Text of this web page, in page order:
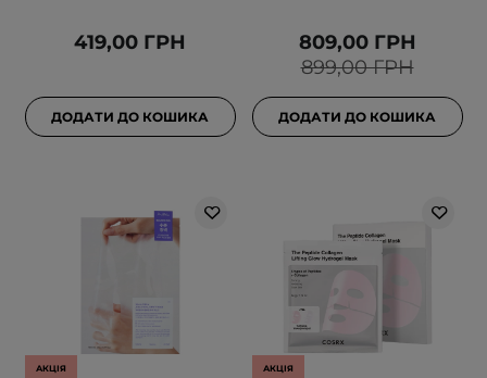
419,00 ГРН
ДОДАТИ ДО КОШИКА
899,00 ГРН
809,00 ГРН
ДОДАТИ ДО КОШИКА
АКЦІЯ АКЦІЯ